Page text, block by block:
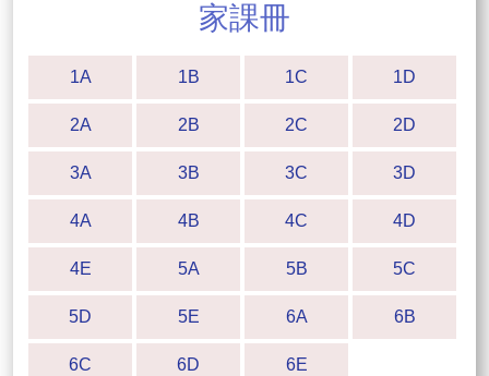
家課冊
1A 1B 1C 1D
2A 2B 2C 2D
3A 3B 3C 3D
4A 4B 4C 4D
4E 5A 5B 5C
5D 5E 6A 6B
6C 6D 6E